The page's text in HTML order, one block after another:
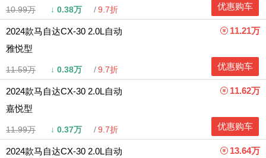
10.99万 ↓ 0.38万 9.7折 优惠购车
2024款马自达CX-30 2.0L自动
雅悦型
11.59万 ↓ 0.38万 9.7折
11.21万
优惠购车
2024款马自达CX-30 2.0L自动
嘉悦型
11.99万 ↓ 0.37万 9.7折
11.62万
优惠购车
2024款马自达CX-30 2.0L自动
13.64万